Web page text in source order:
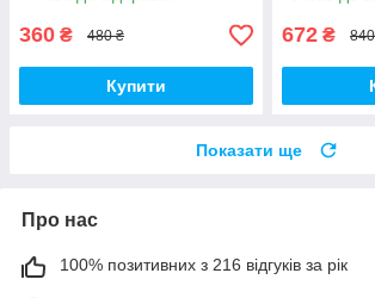
360 ₴ 480 ₴
Купити
672 ₴
Показати ще
Про нас
100% позитивних з 216 відгуків за рік